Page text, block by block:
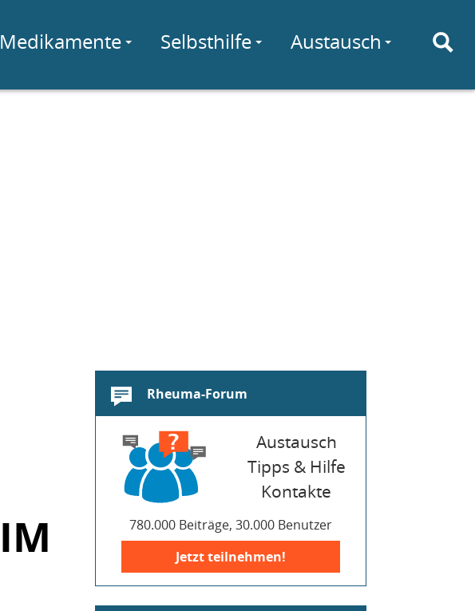
Medikamente Selbsthilfe Austausch
Rheuma-Forum
Austausch
Tipps & Hilfe
Kontakte
780.000 Beiträge, 30.000 Benutzer
Jetzt teilnehmen!